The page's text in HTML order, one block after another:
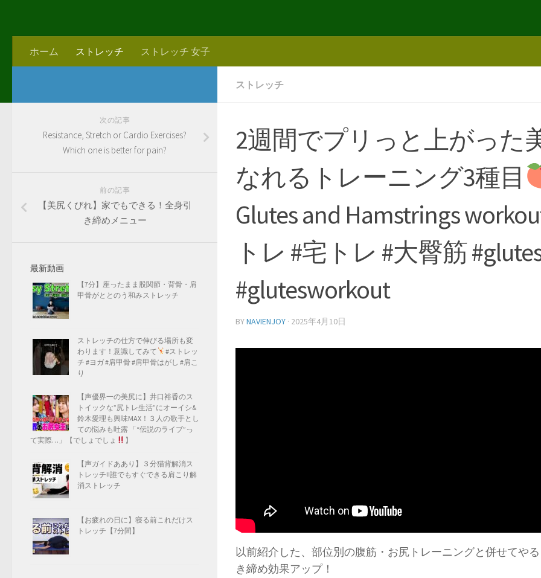
ホーム ストレッチ ストレッチ 女子
ストレッチ
2週間でプリっと上がった
なれるトレーニング3種目
Glutes and Hamstrings
トレ #宅トレ #大臀筋
#glutesworkout
BYNAVIENJOY · 2025年4月10日
以前紹介した、部位別の腹筋・お尻トレーニングと併せてやる
き締め効果アップ！
次の記事
Resistance, Stretch or Cardio Exercises?
Which one is better for pain?
前の記事
【美尻くびれ】家でもできる！全身引
き締めメニュー
最新動画
【7分】座ったまま股関節・背骨・肩
甲骨がととのう和みストレッチ
ストレッチの仕方で伸びる場所も変
わります！意識してみて
#ストレッ
チ #ヨガ #肩甲骨 #肩甲骨はがし #肩こ
り
【声優界一の美尻に】井口裕香のス
トイックな”尻トレ生活”にオーイシ&
鈴木愛理も興味MAX！３人の歌手とし
ての悩みも吐露 「“伝説のライブ”っ
て実際…」【でしょでしょ
】
【声ガイドああり】３分猫背解消ス
トレッチ!!誰でもすぐできる肩こり解
消ストレッチ
【お疲れの日に】寝る前これだけス
トレッチ【7分間】